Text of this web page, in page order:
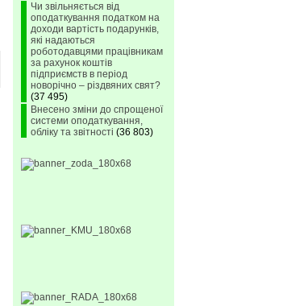
Чи звільняється від
оподаткування податком на
доходи вартість подарунків,
які надаються
роботодавцями працівникам
за рахунок коштів
підприємств в період
новорічно – різдвяних свят?
(37 495)
Внесено зміни до спрощеної
системи оподаткування,
обліку та звітності (36 803)